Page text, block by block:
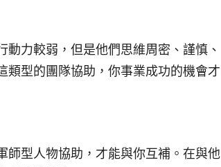
力較弱，但是他們思維周密、謹慎、
類型的團隊協助，你事業成功的機會才
師型人物協助，才能與你互補。在與他